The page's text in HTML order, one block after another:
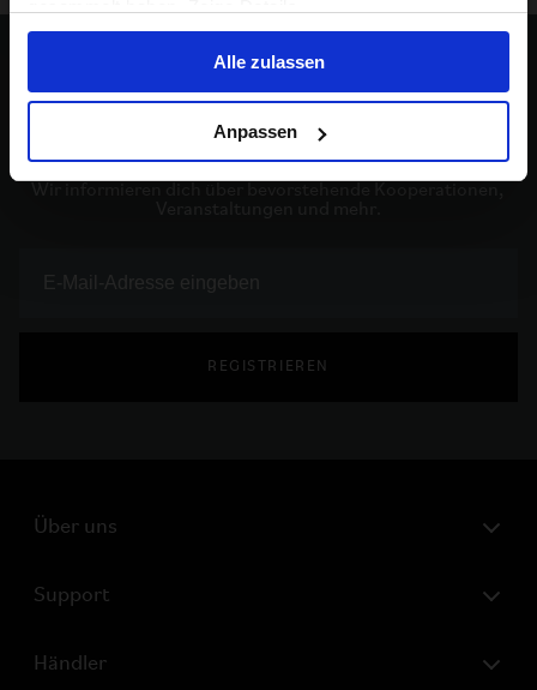
Alle zulassen
Anpassen
Bleib auf dem Laufenden
REGISTRIEREN
Über uns
Support
Händler